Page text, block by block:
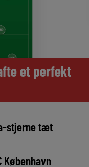
et perfekt
stjerne tæt
København